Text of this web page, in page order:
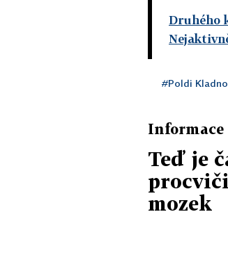
Druhého
#Poldi Kladno
Informace
Teď je
mozek